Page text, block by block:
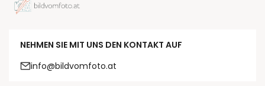
NEHMEN SIE MIT UNS DEN KONTAKT AUF
info@bildvomfoto.at